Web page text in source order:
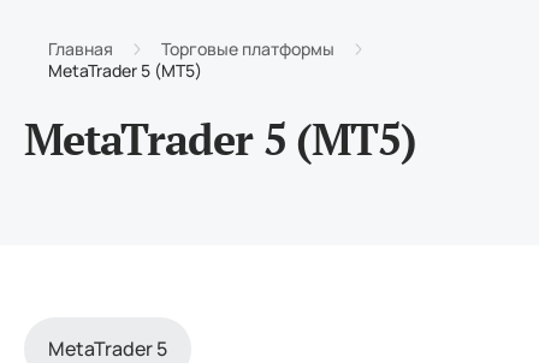
Главная
Торговые платформы
MetaTrader 5 (MT5)
MetaTrader 5 (MT5)
MetaTrader 5